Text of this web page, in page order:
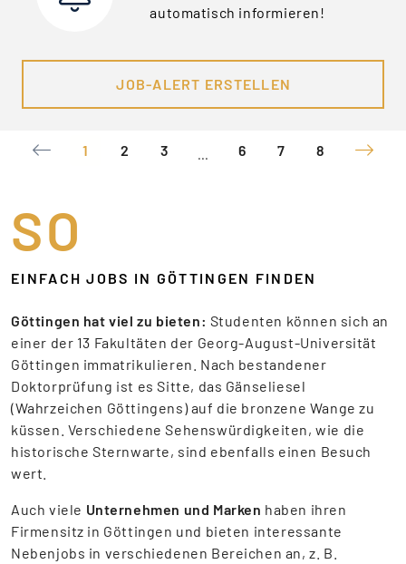
automatisch informieren!
JOB-ALERT ERSTELLEN
1 2 3 ... 6 7 8
SO
EINFACH JOBS IN GÖTTINGEN FINDEN
Göttingen hat viel zu bieten: Studenten können sich an
einer der 13 Fakultäten der Georg-August-Universität
Göttingen immatrikulieren. Nach bestandener
Doktorprüfung ist es Sitte, das Gänseliesel
(Wahrzeichen Göttingens) auf die bronzene Wange zu
küssen. Verschiedene Sehenswürdigkeiten, wie die
historische Sternwarte, sind ebenfalls einen Besuch
wert.
Auch viele Unternehmen und Marken haben ihren
Firmensitz in Göttingen und bieten interessante
Nebenjobs in verschiedenen Bereichen an, z. B.